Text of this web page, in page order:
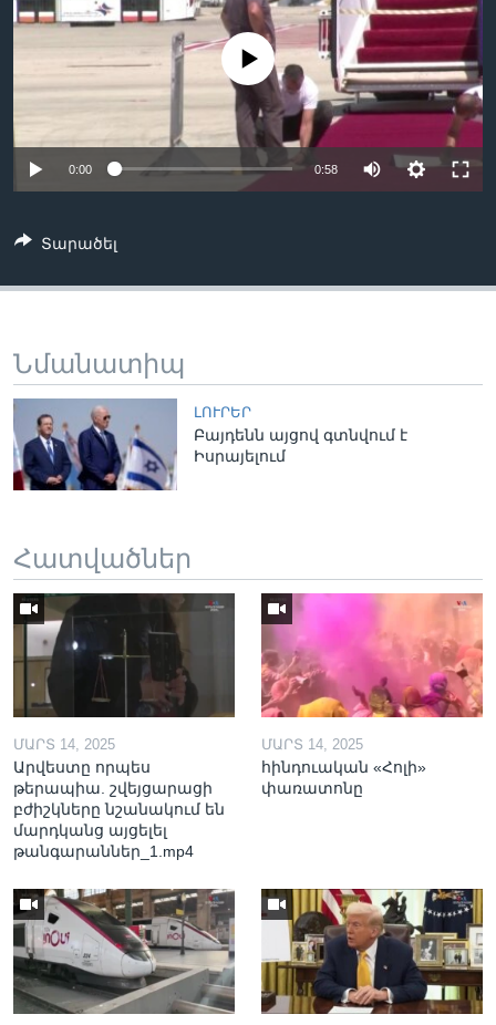
ՀԵՏԵՒԵՔ ՄԵԶ
Լեզուներ
No media source currently available
0:00 0:58
Տարածել
Նմանատիպ
ԼՈՒՐԵՐ
Բայդենն այցով գտնվում է
Իսրայելում
Հատվածներ
ՄԱՐՏ 14, 2025
Արվեստը որպես
թերապիա. շվեյցարացի
բժիշկները նշանակում են
մարդկանց այցելել
թանգարաններ_1.mp4
ՄԱՐՏ 14, 2025
հինդուական «Հոլի»
փառատոնը